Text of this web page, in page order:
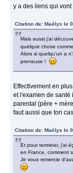
y a des liens qui
Citation de: Maélys le
Mais aussi j'ai
quelque chose
Alors si quelqu'un a
preneuse !
Effectivement en
et l'examen de santé
parental (père +
faut aussi que ton
Citation de: Maélys le
Et pour terminer, j'ai
en France, comment
Je vous remercie